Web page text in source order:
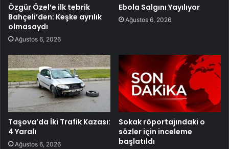
Özgür Özel’e ilk tebrik
Bahçeli’den: Keşke ayrılık
olmasaydı
Ağustos 6, 2026
Ebola Salgını Yayılıyor
Ağustos 6, 2026
Taşova’da İki Trafik Kazası:
4 Yaralı
Ağustos 6, 2026
Sokak röportajındaki o
sözler için inceleme
başlatıldı